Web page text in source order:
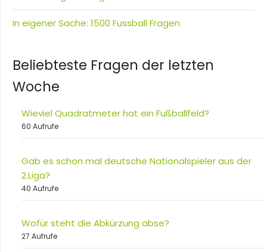
In eigener Sache: 1500 Fussball Fragen
Beliebteste Fragen der letzten
Woche
Wieviel Quadratmeter hat ein Fußballfeld?
60 Aufrufe
Gab es schon mal deutsche Nationalspieler aus der
2.Liga?
40 Aufrufe
Wofür steht die Abkürzung abse?
27 Aufrufe